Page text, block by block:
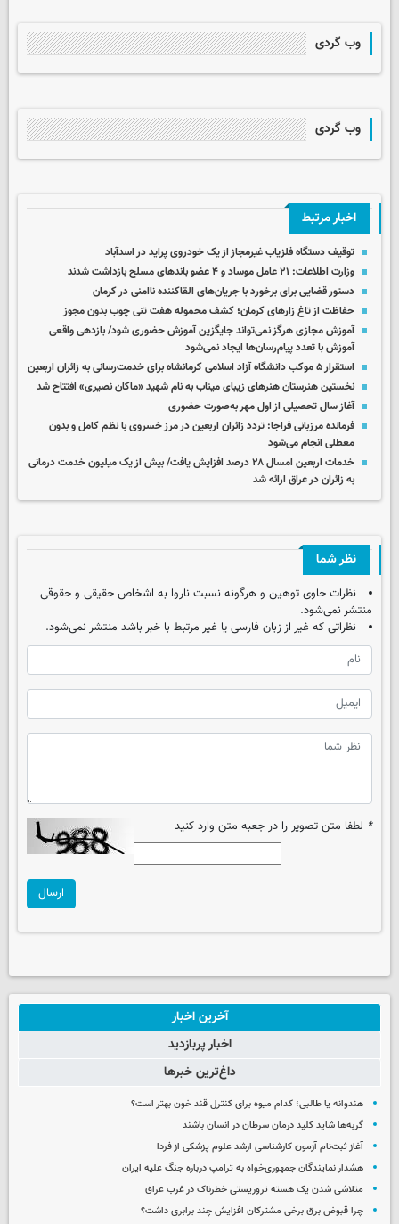
وب گردی
وب گردی
اخبار مرتبط
توقیف دستگاه فلزیاب غیرمجاز از یک خودروی پراید در اسدآباد
وزارت اطلاعات: ۲۱ عامل موساد و ۴ عضو باندهای مسلح بازداشت شدند
دستور قضایی برای برخورد با جریان‌های القاکننده ناامنی در کرمان
حفاظت از تاغ زارهای کرمان؛ کشف محموله هفت تنی چوب بدون مجوز
آموزش مجازی هرگز نمی‌تواند جایگزین آموزش حضوری شود/ بازدهی واقعی
آموزش با تعدد پیام‌رسان‌ها ایجاد نمی‌شود
استقرار ۵ موکب دانشگاه آزاد اسلامی کرمانشاه برای خدمت‌رسانی به زائران اربعین
نخستین هنرستان هنرهای زیبای میناب به نام شهید «ماکان نصیری» افتتاح شد
آغاز سال تحصیلی از اول مهر به‌صورت حضوری
فرمانده مرزبانی فراجا: تردد زائران اربعین در مرز خسروی با نظم کامل و بدون
معطلی انجام می‌شود
خدمات اربعین امسال ۲۸ درصد افزایش یافت/ بیش از یک میلیون خدمت درمانی
به زائران در عراق ارائه شد
نظر شما
نظرات حاوی توهین و هرگونه نسبت ناروا به اشخاص حقیقی و حقوقی
منتشر نمی‌شود.
نظراتی که غیر از زبان فارسی یا غیر مرتبط با خبر باشد منتشر نمی‌شود.
* لطفا متن تصویر را در جعبه متن وارد کنید
ارسال
آخرین اخبار
اخبار پربازدید
داغ‌ترین خبرها
هندوانه یا طالبی؛ کدام‌ میوه برای کنترل قند خون بهتر است؟
گربه‌ها شاید کلید درمان سرطان در انسان باشند
آغاز ثبت‌نام‌ آزمون کارشناسی ارشد علوم پزشکی از فردا
هشدار نمایندگان جمهوری‌خواه به ترامپ درباره جنگ علیه ایران
متلاشی شدن یک هسته تروریستی خطرناک در غرب عراق
چرا قبوض برق برخی مشترکان افزایش چند برابری داشت؟